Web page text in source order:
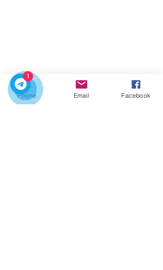
Phone Email Facebook
1